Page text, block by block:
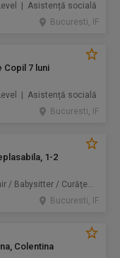
| Asistență socială
Bucuresti, IF
Copil 7 luni
| Asistență socială
Bucuresti, IF
1-2
Asistență socială / Au pair / Babysitter / Curăţenie / Prestări servicii
Bucuresti, IF
Colentina